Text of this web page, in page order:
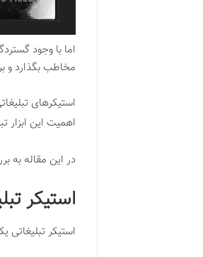
اما با وجود
مخاطب بگذارد و
استیکرهای
اهمیت این ابزار
در این مقاله به
استیکر
استیکر